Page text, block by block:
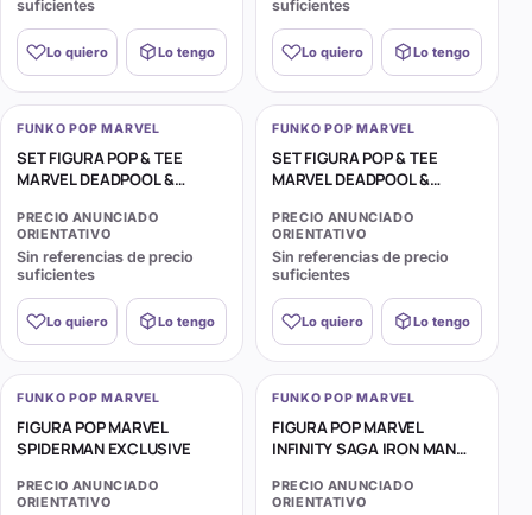
suficientes
Lo quiero Lo tengo
suficientes
Lo quiero Lo tengo
FUNKO POP MARVEL
SET FIGURA POP & TEE
MARVEL DEADPOOL &
PRECIO ANUNCIADO
ORIENTATIVO
Sin referencias de precio
suficientes
Lo quiero Lo tengo
FUNKO POP MARVEL
SET FIGURA POP & TEE
MARVEL DEADPOOL &
PRECIO ANUNCIADO
ORIENTATIVO
Sin referencias de precio
suficientes
Lo quiero Lo tengo
FUNKO POP MARVEL
FIGURA POP MARVEL
SPIDERMAN EXCLUSIVE
PRECIO ANUNCIADO
ORIENTATIVO
FUNKO POP MARVEL
FIGURA POP MARVEL
INFINITY SAGA IRON MAN
PRECIO ANUNCIADO
ORIENTATIVO